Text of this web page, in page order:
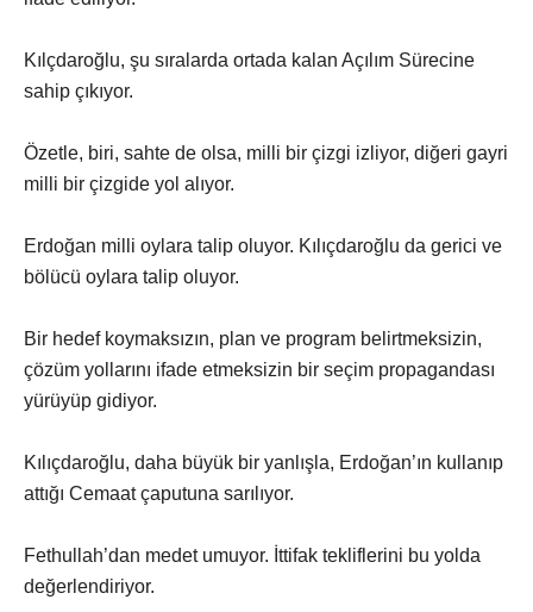
Kılçdaroğlu, şu sıralarda ortada kalan Açılım Sürecine
sahip çıkıyor.
Özetle, biri, sahte de olsa, milli bir çizgi izliyor, diğeri gayri
milli bir çizgide yol alıyor.
Erdoğan milli oylara talip oluyor. Kılıçdaroğlu da gerici ve
bölücü oylara talip oluyor.
Bir hedef koymaksızın, plan ve program belirtmeksizin,
çözüm yollarını ifade etmeksizin bir seçim propagandası
yürüyüp gidiyor.
Kılıçdaroğlu, daha büyük bir yanlışla, Erdoğan’ın kullanıp
attığı Cemaat çaputuna sarılıyor.
Fethullah’dan medet umuyor. İttifak tekliflerini bu yolda
değerlendiriyor.